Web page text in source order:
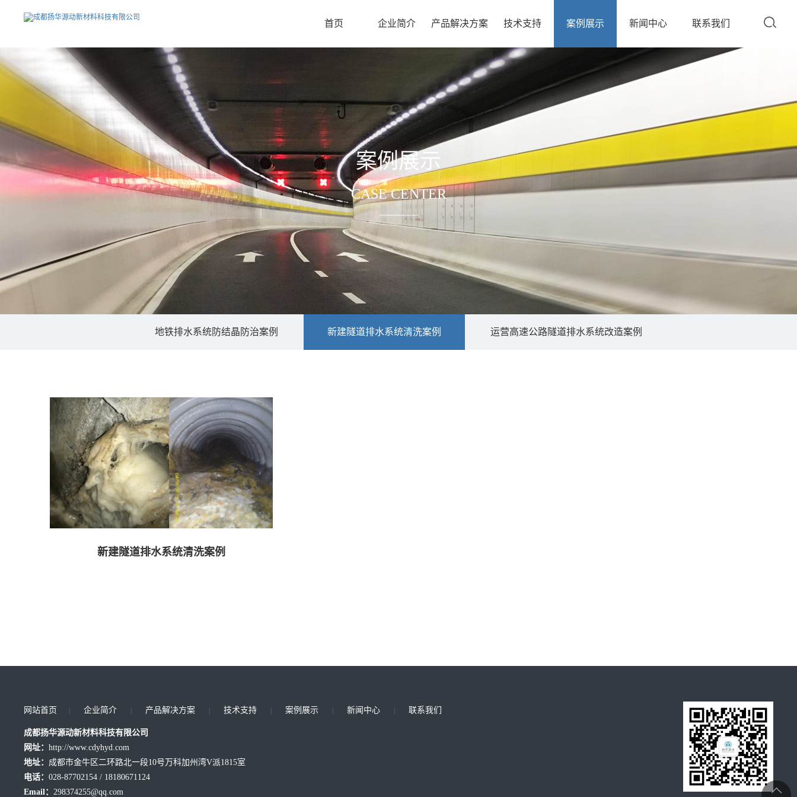
首页 企业简介 产品解决方案 技术支持 案例展示 新闻中心 联系我们
案例展示
CASE CENTER
地铁排水系统防结晶防治案例 新建隧道排水系统清洗案例 运营高速公路隧道排水系统改造案例
新建隧道排水系统清洗案例
网站首页 企业简介 产品解决方案 技术支持 案例展示 新闻中心 联系我们
成都扬华源动新材料科技有限公司
网址：http://www.cdyhyd.com
地址： 成都市金牛区二环路北一段10号万科加州湾V派1815室
电话：028-87702154 / 18180671124
Email：298374255@qq.com